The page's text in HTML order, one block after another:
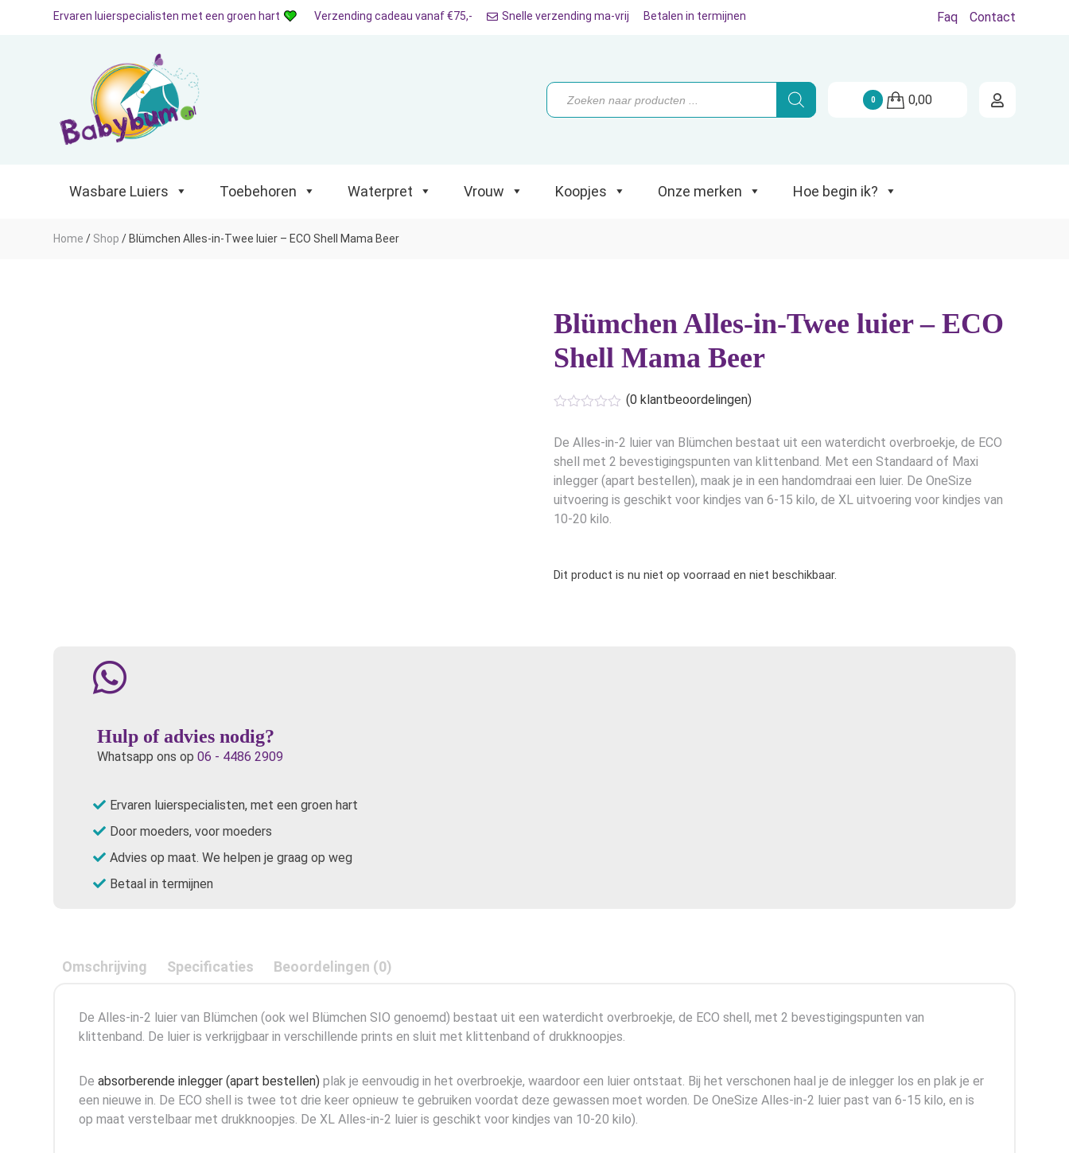
Wasbare Luiers Toebehoren Koopjes Onze merken Hoe begin ik?
Ervaren luierspecialisten met een groen hart Verzending cadeau vanaf €75,- Snelle verzending ma-vrij Betalen in termijnen Faq Contact
Producten
zoeken
0 0,00
Wasbare Luiers Toebehoren Waterpret Vrouw Koopjes Onze merken Hoe begin ik?
Home / Shop / Blümchen Alles-in-Twee luier – ECO Shell Mama Beer
Blümchen Alles-in-Twee luier – ECO
Shell Mama Beer
(0klantbeoordelingen)
De Alles-in-2 luier van Blümchen bestaat uit een waterdicht overbroekje, de ECO
shell met 2 bevestigingspunten van klittenband. Met een Standaard of Maxi
inlegger (apart bestellen), maak je in een handomdraai een luier. De OneSize
uitvoering is geschikt voor kindjes van 6-15 kilo, de XL uitvoering voor kindjes van
10-20 kilo.
Dit product is nu niet op voorraad en niet beschikbaar.
Hulp of advies nodig?
Whatsapp ons op 06 - 4486 2909
Ervaren luierspecialisten, met een groen hart
Door moeders, voor moeders
Advies op maat. We helpen je graag op weg
Betaal in termijnen
Omschrijving Specificaties Beoordelingen (0)
De Alles-in-2 luier van Blümchen (ook wel Blümchen SIO genoemd) bestaat uit een waterdicht overbroekje, de ECO shell, met 2 bevestigingspunten van
klittenband. De luier is verkrijgbaar in verschillende prints en sluit met klittenband of drukknoopjes.
De absorberende inlegger (apart bestellen) plak je eenvoudig in het overbroekje, waardoor een luier ontstaat. Bij het verschonen haal je de inlegger los en plak je er
een nieuwe in. De ECO shell is twee tot drie keer opnieuw te gebruiken voordat deze gewassen moet worden. De OneSize Alles-in-2 luier past van 6-15 kilo, en is
op maat verstelbaar met drukknoopjes. De XL Alles-in-2 luier is geschikt voor kindjes van 10-20 kilo).